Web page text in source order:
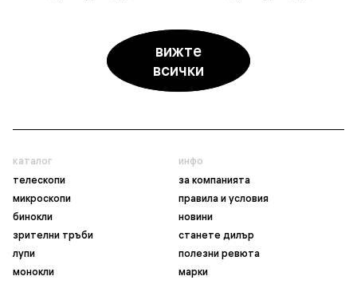
вижте
всички
каталог
телескопи
микроскопи
бинокли
зрителни тръби
лупи
монокли
инфо
за компанията
правила и условия
новини
станете дилър
полезни ревюта
марки